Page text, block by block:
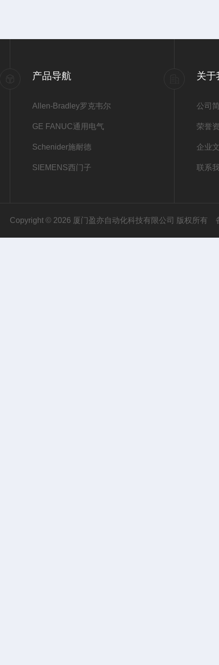
产品导航
Allen-Bradley罗克韦尔
GE FANUC通用电气
Schenider施耐德
SIEMENS西门子
关于
公司
荣誉
企业
联系
Copyright © 2026 厦门盈亦自动化科技有限公司 版权所有